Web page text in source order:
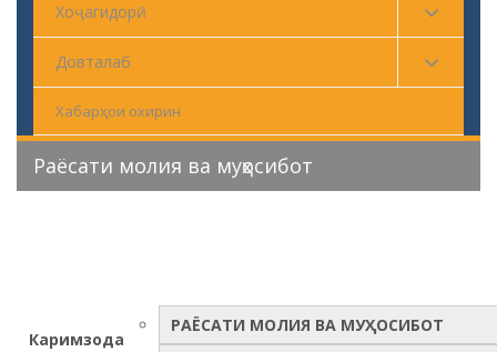
Хоҷагидорӣ
Довталаб
Хабарҳои охирин
Раёсати молия ва муҳосибот
Каримзода
РАЁСАТИ МОЛИЯ ВА МУҲОСИБОТ